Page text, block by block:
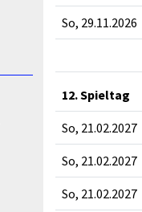
So, 29.11.2026
12. Spieltag
So, 21.02.2027
So, 21.02.2027
So, 21.02.2027